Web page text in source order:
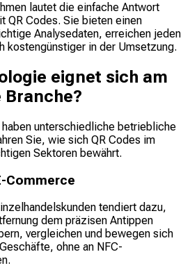
lautet die einfache Antwort
QR Codes. Sie bieten einen
Analysedaten, erreichen jeden
kostengünstiger in der Umsetzung.
eignet sich am
Branche?
unterschiedliche betriebliche
Sie, wie sich QR Codes im
Sektoren bewährt.
Commerce
tendiert dazu,
dem präzisen Antippen
vergleichen und bewegen sich
ohne an NFC-